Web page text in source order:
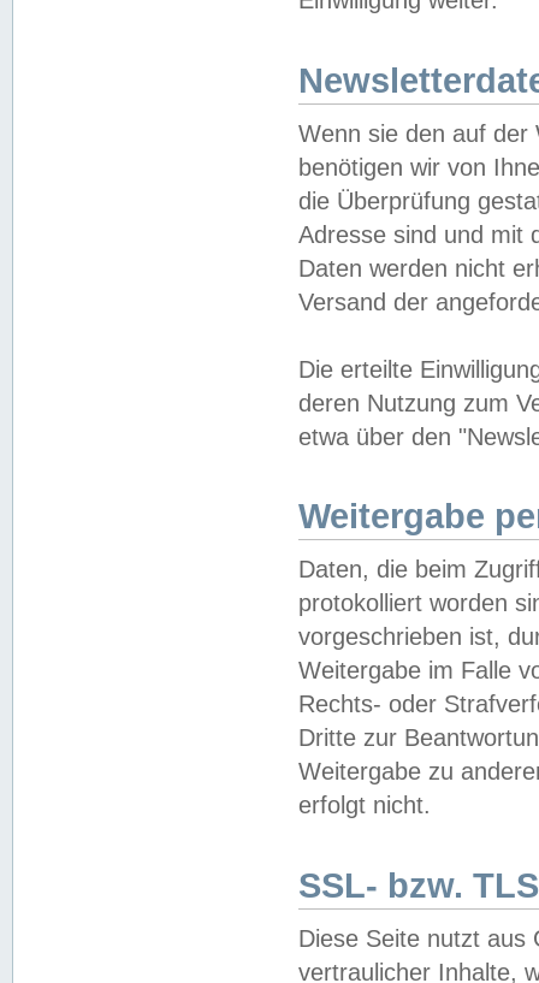
Wenn sie den auf der
benötigen wir von
die Überprüfung
Adresse sind und mit
Daten werden nicht
Versand der
Die erteilte
deren Nutzung zum
etwa über den
Weitergabe
Daten, die beim
protokolliert worden
vorgeschrieben ist,
Weitergabe im Falle
Rechts- oder
Dritte zur
Weitergabe zu
erfolgt nicht.
SSL- bzw.
Diese Seite nutzt aus
vertraulicher Inhalte,